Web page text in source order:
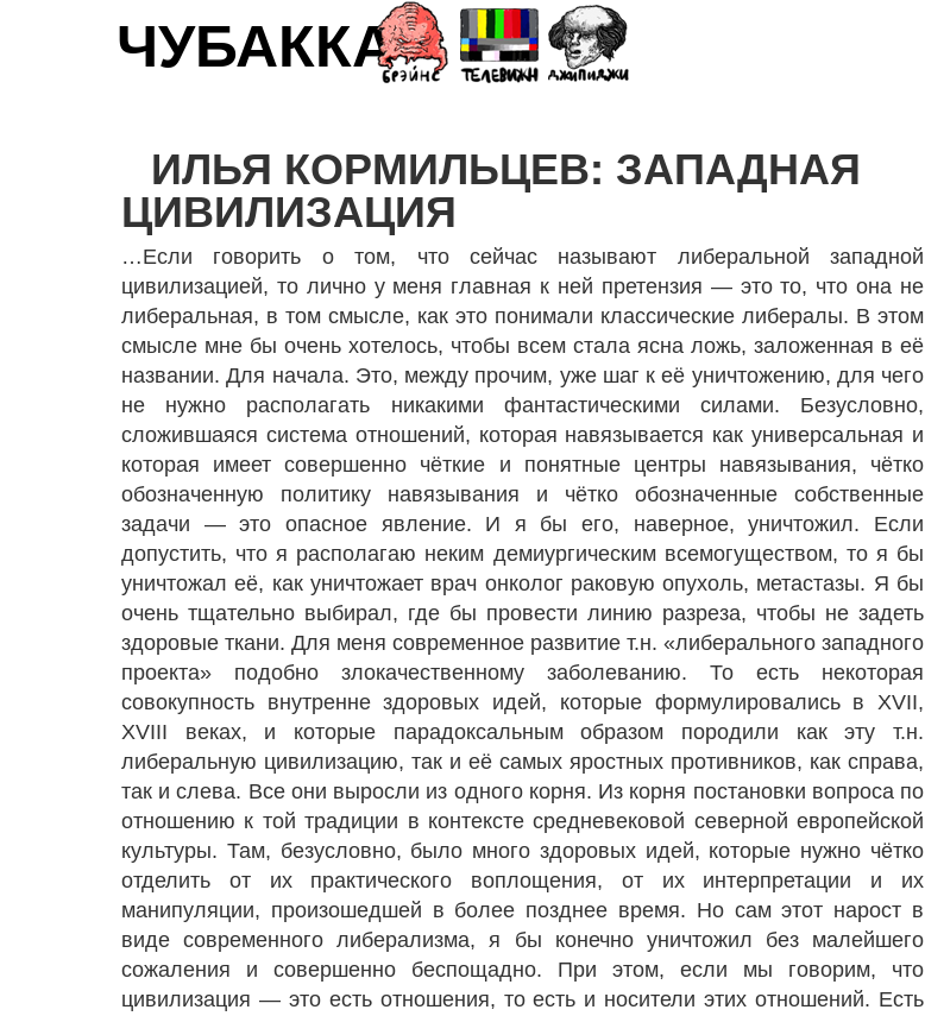
ЧУБАККА
ИЛЬЯ КОРМИЛЬЦЕВ: ЗАПАДНАЯ
ЦИВИЛИЗАЦИЯ
…Если говорить о том, что сейчас называют либеральной западной
цивилизацией, то лично у меня главная к ней претензия — это то, что она не
либеральная, в том смысле, как это понимали классические либералы. В этом
смысле мне бы очень хотелось, чтобы всем стала ясна ложь, заложенная в её
названии. Для начала. Это, между прочим, уже шаг к её уничтожению, для чего
не нужно располагать никакими фантастическими силами. Безусловно,
сложившаяся система отношений, которая навязывается как универсальная и
которая имеет совершенно чёткие и понятные центры навязывания, чётко
обозначенную политику навязывания и чётко обозначенные собственные
задачи — это опасное явление. И я бы его, наверное, уничтожил. Если
допустить, что я располагаю неким демиургическим всемогуществом, то я бы
уничтожал её, как уничтожает врач онколог раковую опухоль, метастазы. Я бы
очень тщательно выбирал, где бы провести линию разреза, чтобы не задеть
здоровые ткани. Для меня современное развитие т.н. «либерального западного
проекта» подобно злокачественному заболеванию. То есть некоторая
совокупность внутренне здоровых идей, которые формулировались в XVII,
XVIII веках, и которые парадоксальным образом породили как эту т.н.
либеральную цивилизацию, так и её самых яростных противников, как справа,
так и слева. Все они выросли из одного корня. Из корня постановки вопроса по
отношению к той традиции в контексте средневековой северной европейской
культуры. Там, безусловно, было много здоровых идей, которые нужно чётко
отделить от их практического воплощения, от их интерпретации и их
манипуляции, произошедшей в более позднее время. Но сам этот нарост в
виде современного либерализма, я бы конечно уничтожил без малейшего
сожаления и совершенно беспощадно. При этом, если мы говорим, что
цивилизация — это есть отношения, то есть и носители этих отношений. Есть